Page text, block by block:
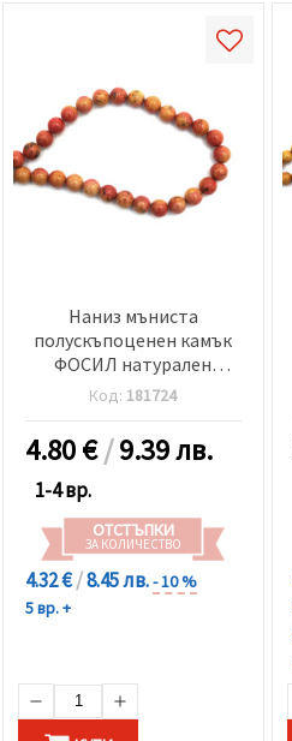
Наниз мъниста
полускъпоценен камък
ФОСИЛ натурален
оцветен оранжев топче
10 мм ±39 броя
Код: 181724
4.80€/9.39 лв.
1-4 вр.
ОТСТЪПКИ
ЗА КОЛИЧЕСТВО
4.32 €/8.45 лв.- 10 %
5 вр. +